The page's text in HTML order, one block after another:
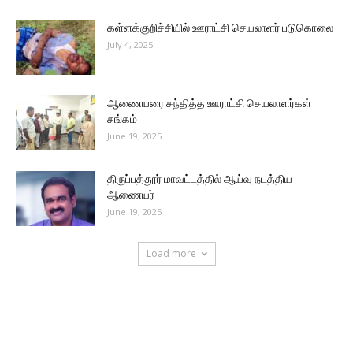
கள்ளக்குறிச்சியில் ஊராட்சி செயலாளர் படுகொலை
July 4, 2025
ஆணையரை சந்தித்த ஊராட்சி செயலாளர்கள்
சங்கம்
June 19, 2025
திருப்பத்தூர் மாவட்டத்தில் ஆய்வு நடத்திய
ஆணையர்
June 19, 2025
Load more